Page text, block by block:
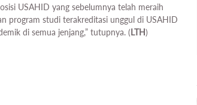
USAHID yang sebelumnya telah meraih
program studi terakreditasi unggul di USAHID
di semua jenjang,” tutupnya. (LTH)